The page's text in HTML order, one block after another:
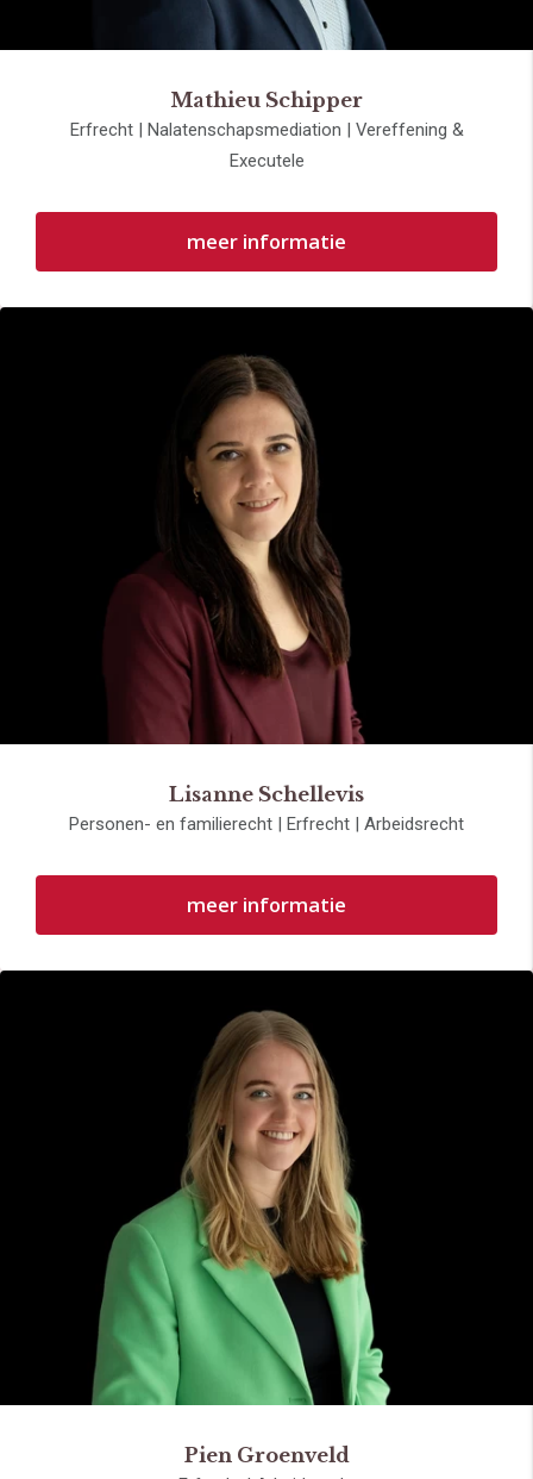
Mathieu Schipper
Erfrecht | Nalatenschapsmediation | Vereffening &
Executele
meer informatie
Lisanne Schellevis
Personen- en familierecht | Erfrecht | Arbeidsrecht
meer informatie
Pien Groenveld